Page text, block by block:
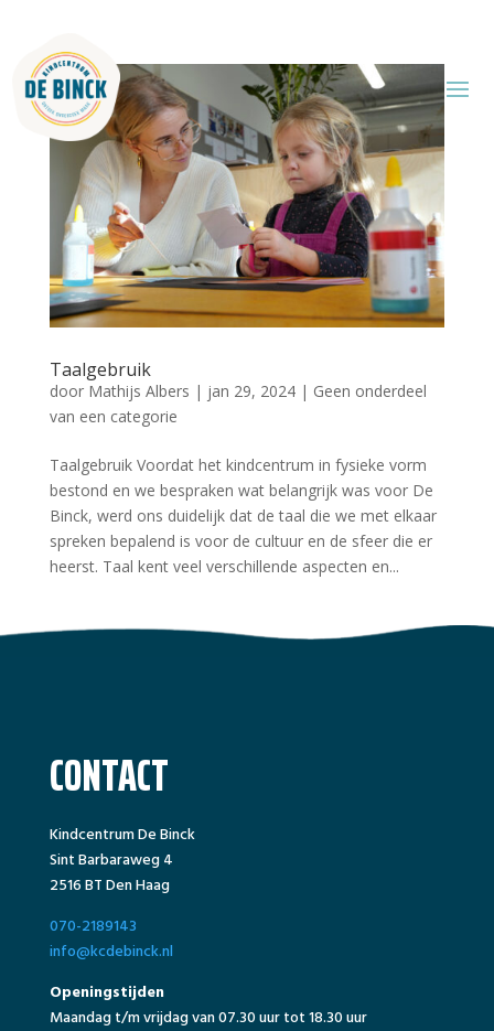
Taalgebruik
door Mathijs Albers | jan 29, 2024| Geen onderdeel
van een categorie
Taalgebruik Voordat het kindcentrum in fysieke vorm
bestond en we bespraken wat belangrijk was voor De
Binck, werd ons duidelijk dat de taal die we met elkaar
spreken bepalend is voor de cultuur en de sfeer die er
heerst. Taal kent veel verschillende aspecten en...
CONTACT
Kindcentrum De Binck
Sint Barbaraweg 4
2516 BT Den Haag
070-2189143
info@kcdebinck.nl
Openingstijden
Maandag t/m vrijdag van 07.30 uur tot 18.30 uur